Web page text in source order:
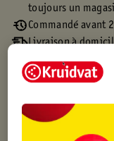
toujours un
Commandé avant
Livraison à
livraison gratuite
Retours gratuits